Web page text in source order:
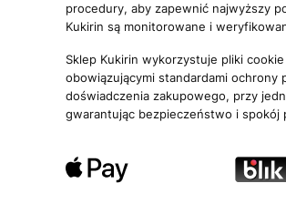
procedury, aby zapewnić najwyższy
Kukirin są monitorowane i
Sklep Kukirin wykorzystuje pliki
obowiązującymi standardami ochrony
doświadczenia zakupowego, przy
gwarantując bezpieczeństwo i spokój